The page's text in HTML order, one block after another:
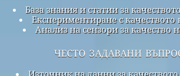
База знания и статии за
Експериментиране с качеството
Анализ на сензори за качество
често задавани
Източник на данни за